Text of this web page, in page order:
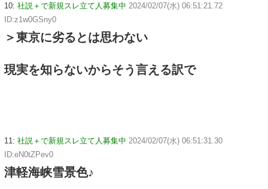
10: 社説＋で新規スレ立て人募集中 2024/02/07(水) 06:51:21.72
ID:z1w0GSny0
＞東京に劣るとは思わない
現実を知らないからそう言える訳で
11: 社説＋で新規スレ立て人募集中 2024/02/07(水) 06:51:31.30
ID:eN0tZPev0
津軽海峡雪景色♪